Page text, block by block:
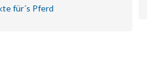
für´s Pferd